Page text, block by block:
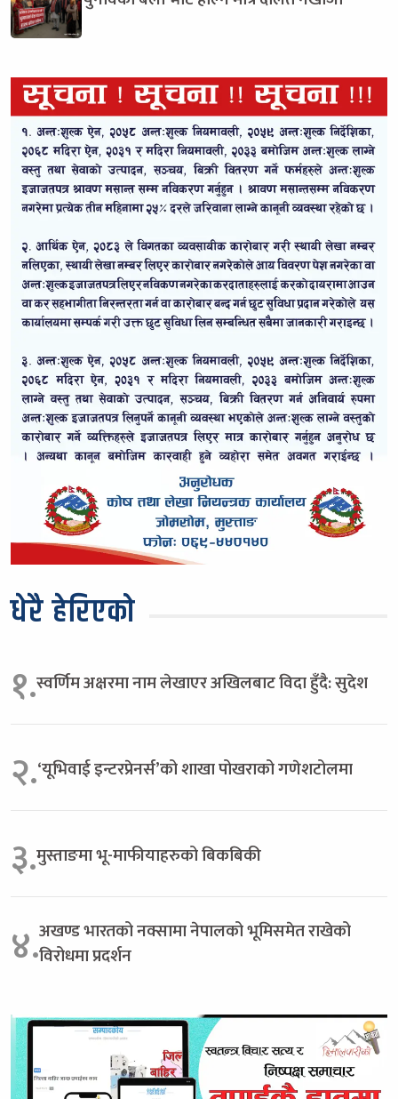
धेरै हेरिएको
१.स्वर्णिम अक्षरमा नाम लेखाएर अखिलबाट विदा हुँदै: सुदेश
२.‘यूभिवाई इन्टरप्रेनर्स’को शाखा पोखराको गणेशटोलमा
३.मुस्ताङमा भू-माफीयाहरुको बिकबिकी
४.अखण्ड भारतको नक्सामा नेपालको भूमिसमेत राखेको
विरोधमा प्रदर्शन